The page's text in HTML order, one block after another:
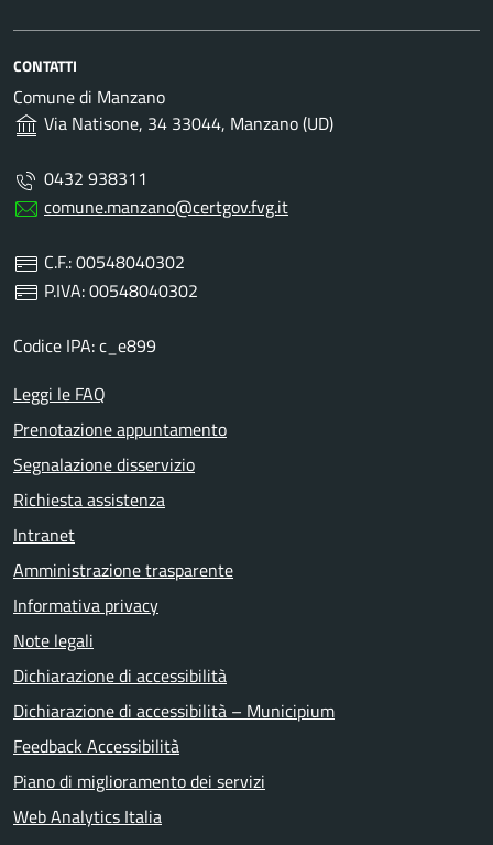
CONTATTI
Comune di Manzano
Via Natisone, 34 33044, Manzano (UD)
0432 938311
comune.manzano@certgov.fvg.it
C.F.: 00548040302
P.IVA: 00548040302
Codice IPA: c_e899
Leggi le FAQ
Prenotazione appuntamento
Segnalazione disservizio
Richiesta assistenza
Intranet
Amministrazione trasparente
Informativa privacy
Note legali
Dichiarazione di accessibilità
Dichiarazione di accessibilità – Municipium
Feedback Accessibilità
Piano di miglioramento dei servizi
Web Analytics Italia